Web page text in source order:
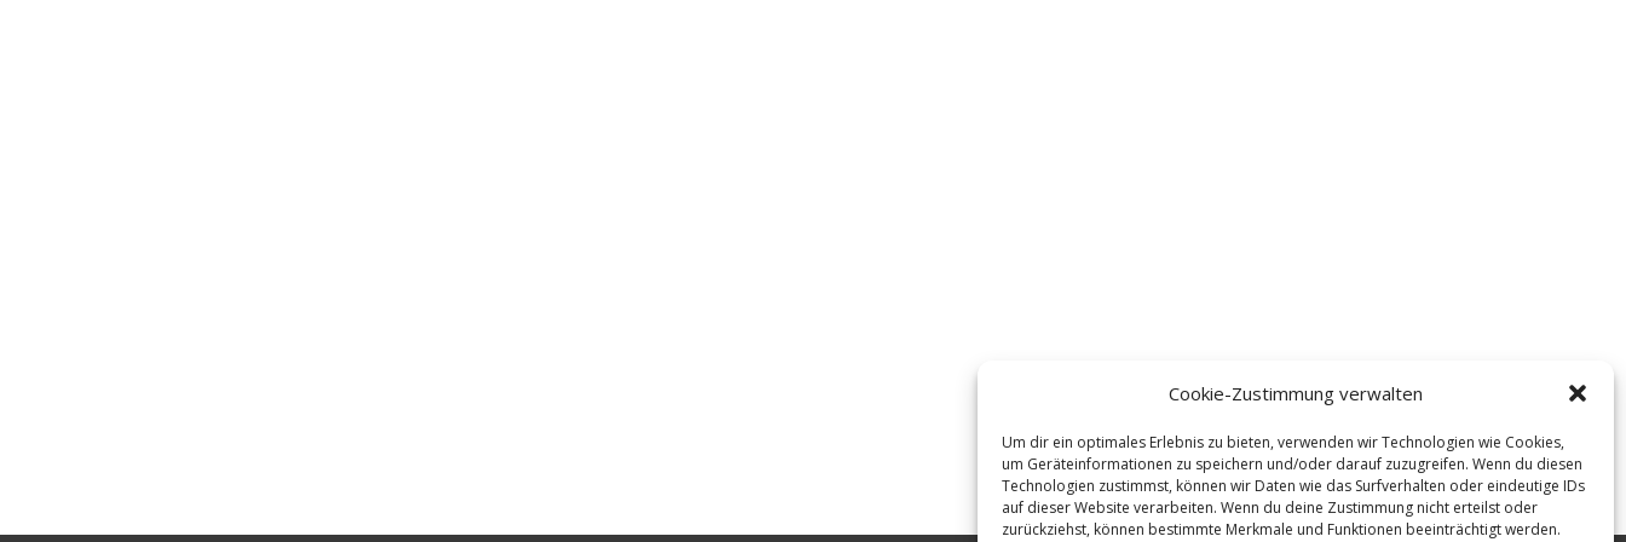
Cookie-Zustimmung verwalten
Um dir ein optimales Erlebnis zu bieten, verwenden wir Technologien wie Cookies,
um Geräteinformationen zu speichern und/oder darauf zuzugreifen. Wenn du diesen
Technologien zustimmst, können wir Daten wie das Surfverhalten oder eindeutige IDs
auf dieser Website verarbeiten. Wenn du deine Zustimmung nicht erteilst oder
zurückziehst, können bestimmte Merkmale und Funktionen beeinträchtigt werden.